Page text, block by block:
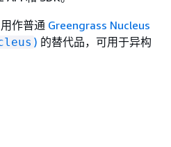
作普通 Greengrass Nucleus
) 的替代品，可用于异构